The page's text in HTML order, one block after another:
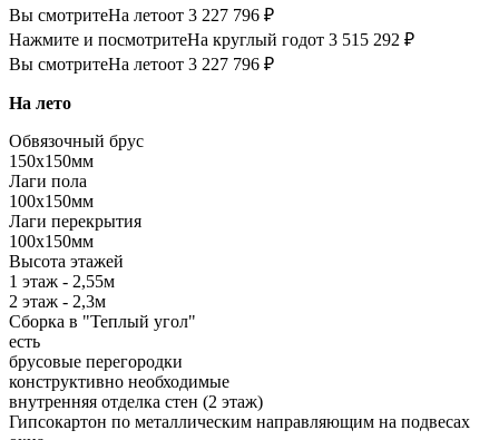
Вы смотритеНа летоот 3 227 796 ₽
Нажмите и посмотритеНа круглый годот 3 515 292 ₽
Вы смотритеНа летоот 3 227 796 ₽
На лето
Обвязочный брус
150х150мм
Лаги пола
100х150мм
Лаги перекрытия
100х150мм
Высота этажей
1 этаж - 2,55м
2 этаж - 2,3м
Сборка в "Теплый угол"
есть
брусовые перегородки
конструктивно необходимые
внутренняя отделка стен (2 этаж)
Гипсокартон по металлическим направляющим на подвесах